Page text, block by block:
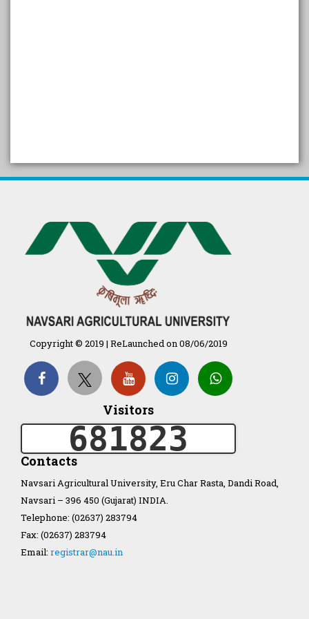
गुणवत्ता युक्त कृषि-शिक्षा एक पहल" - भारतीय
कृषि अनुसंधान परिषद की 25वीं अखिल
भारतीय कृषि प्रवेश परीक्षा 2020
Organization Structure
ખેડુત માર્ગદર્શિકા
Accreditation Certificate
GAU Act 2004
NAU Statute(Revised)
Copyright © 2019 | ReLaunched on 08/06/2019
Visitors
681823
Contacts
Navsari Agricultural University, Eru Char Rasta, Dandi Road,
Navsari – 396 450 (Gujarat) INDIA.
Telephone: (02637) 283794
Fax: (02637) 283794
Email: registrar@nau.in